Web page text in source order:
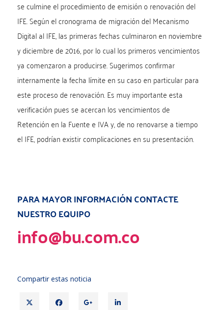
se culmine el procedimiento de emisión o renovación del
IFE. Según el cronograma de migración del Mecanismo
Digital al IFE, las primeras fechas culminaron en noviembre
y diciembre de 2016, por lo cual los primeros vencimientos
ya comenzaron a producirse. Sugerimos confirmar
internamente la fecha límite en su caso en particular para
este proceso de renovación. Es muy importante esta
verificación pues se acercan los vencimientos de
Retención en la Fuente e IVA y, de no renovarse a tiempo
el IFE, podrían existir complicaciones en su presentación.
PARA MAYOR INFORMACIÓN CONTACTE
NUESTRO EQUIPO
info@bu.com.co
Compartir estas noticia